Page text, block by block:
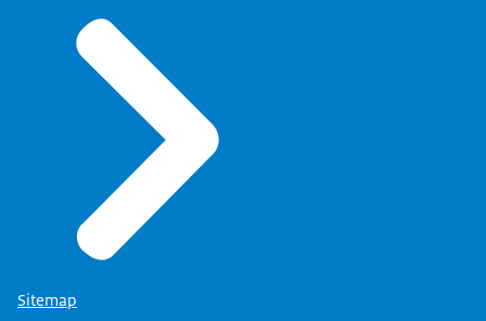
Sitemap